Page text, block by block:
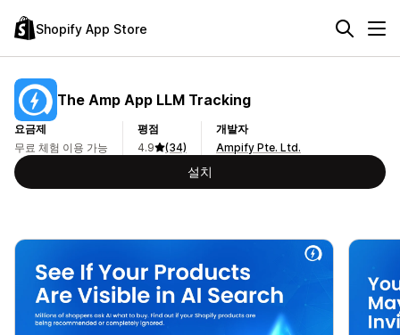
Shopify App Store
The Amp App LLM Tracking
요금제
무료 체험 이용 가능
평점
4.9
(34)
개발자
Ampify Pte. Ltd.
설치